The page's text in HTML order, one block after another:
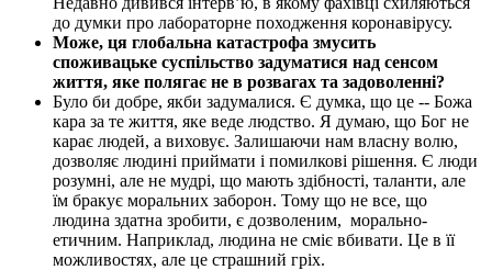
до думки про лабораторне походження коронавірусу.
Може, ця глобальна катастрофа змусить
споживацьке суспільство задуматися над сенсом
життя, яке полягає не в розвагах та задоволенні?
Було би добре, якби задумалися. Є думка, що це -- Божа
кара за те життя, яке веде людство. Я думаю, що Бог не
карає людей, а виховує. Залишаючи нам власну волю,
дозволяє людині приймати і помилкові рішення. Є люди
розумні, але не мудрі, що мають здібності, таланти, але
їм бракує моральних заборон. Тому що не все, що
людина здатна зробити, є дозволеним, морально-
етичним. Наприклад, людина не сміє вбивати. Це в її
можливостях, але це страшний гріх.